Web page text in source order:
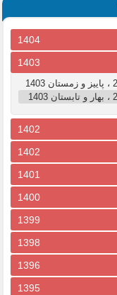
1404
1403
1402
1402
1401
1400
1399
1398
1396
1395